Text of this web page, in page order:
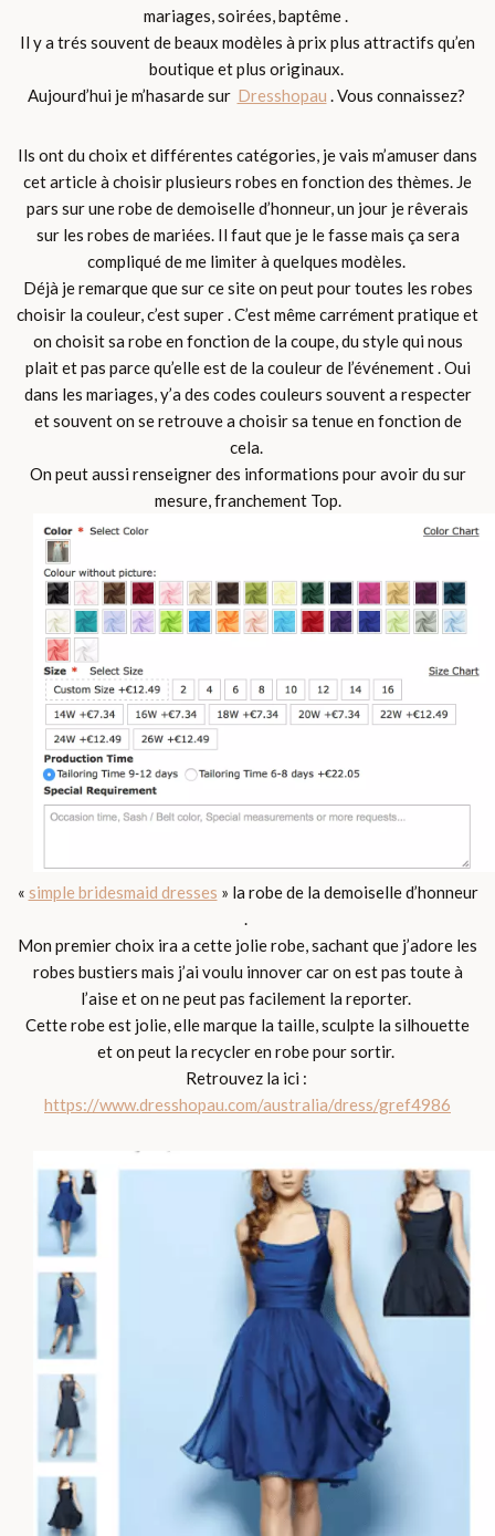
mariages, soirées, baptême .
Il y a trés souvent de beaux modèles à prix plus attractifs qu’en
boutique et plus originaux.
Aujourd’hui je m’hasarde sur Dresshopau .Vous connaissez?
Ils ont du choix et différentes catégories, je vais m’amuser dans
cet article à choisir plusieurs robes en fonction des thèmes. Je
pars sur une robe de demoiselle d’honneur, un jour je rêverais
sur les robes de mariées. Il faut que je le fasse mais ça sera
compliqué de me limiter à quelques modèles.
Déjà je remarque que sur ce site on peut pour toutes les robes
choisir la couleur, c’est super . C’est même carrément pratique et
on choisit sa robe en fonction de la coupe, du style qui nous
plait et pas parce qu’elle est de la couleur de l’événement . Oui
dans les mariages, y’a des codes couleurs souvent a respecter
et souvent on se retrouve a choisir sa tenue en fonction de
cela.
On peut aussi renseigner des informations pour avoir du sur
mesure, franchement Top.
« simple bridesmaid dresses » la robe de la demoiselle d’honneur
.
Mon premier choix ira a cette jolie robe, sachant que j’adore les
robes bustiers mais j’ai voulu innover car on est pas toute à
l’aise et on ne peut pas facilement la reporter.
Cette robe est jolie, elle marque la taille, sculpte la silhouette
et on peut la recycler en robe pour sortir.
Retrouvez la ici :
https://www.dresshopau.com/australia/dress/gref4986